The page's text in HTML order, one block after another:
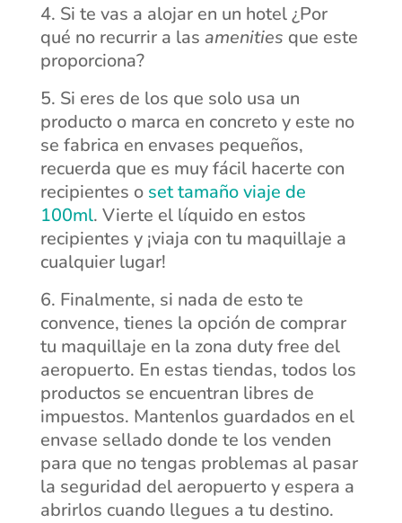
Si te vas a alojar en un hotel ¿Por
qué no recurrir a las amenities que este
proporciona?
Si eres de los que solo usa un
producto o marca en concreto y este no
se fabrica en envases pequeños,
recuerda que es muy fácil hacerte con
recipientes o set tamaño viaje de
100ml. Vierte el líquido en estos
recipientes y ¡viaja con tu maquillaje a
cualquier lugar!
Finalmente, si nada de esto te
convence, tienes la opción de comprar
tu maquillaje en la zona duty free del
aeropuerto. En estas tiendas, todos los
productos se encuentran libres de
impuestos. Mantenlos guardados en el
envase sellado donde te los venden
para que no tengas problemas al pasar
la seguridad del aeropuerto y espera a
abrirlos cuando llegues a tu destino.